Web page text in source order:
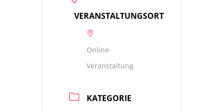
VERANSTALTUNGSORT
Online-
Veranstaltung
KATEGORIE